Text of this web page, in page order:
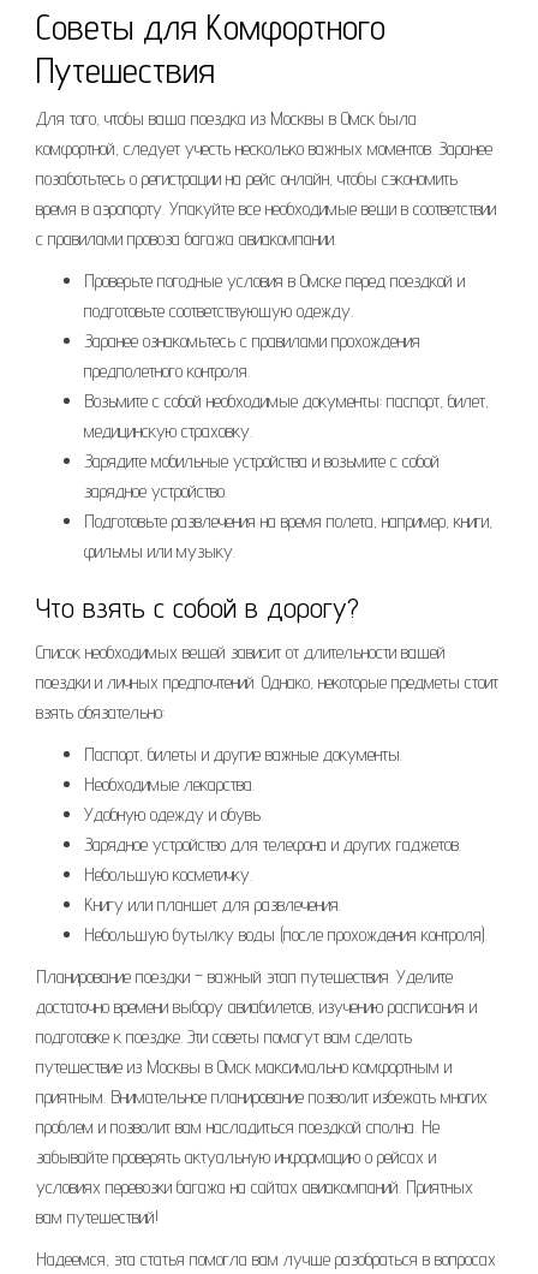
Советы для Комфортного
Путешествия
Для того, чтобы ваша поездка из Москвы в Омск была
комфортной, следует учесть несколько важных моментов. Заранее
позаботьтесь о регистрации на рейс онлайн, чтобы сэкономить
время в аэропорту. Упакуйте все необходимые вещи в соответствии
с правилами провоза багажа авиакомпании.
Проверьте погодные условия в Омске перед поездкой и
подготовьте соответствующую одежду.
Заранее ознакомьтесь с правилами прохождения
предполетного контроля.
Возьмите с собой необходимые документы: паспорт, билет,
медицинскую страховку.
Зарядите мобильные устройства и возьмите с собой
зарядное устройство.
Подготовьте развлечения на время полета, например, книги,
фильмы или музыку.
Что взять с собой в дорогу?
Список необходимых вещей зависит от длительности вашей
поездки и личных предпочтений. Однако, некоторые предметы стоит
взять обязательно:
Паспорт, билеты и другие важные документы.
Необходимые лекарства.
Удобную одежду и обувь.
Зарядное устройство для телефона и других гаджетов.
Небольшую косметичку.
Книгу или планшет для развлечения.
Небольшую бутылку воды (после прохождения контроля).
Планирование поездки – важный этап путешествия. Уделите
достаточно времени выбору авиабилетов, изучению расписания и
подготовке к поездке. Эти советы помогут вам сделать
путешествие из Москвы в Омск максимально комфортным и
приятным. Внимательное планирование позволит избежать многих
проблем и позволит вам насладиться поездкой сполна. Не
забывайте проверять актуальную информацию о рейсах и
условиях перевозки багажа на сайтах авиакомпаний. Приятных
вам путешествий!
Надеемся, эта статья помогла вам лучше разобраться в вопросах